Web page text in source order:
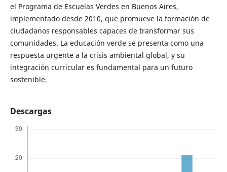
el Programa de Escuelas Verdes en Buenos Aires,
implementado desde 2010, que promueve la formación de
ciudadanos responsables capaces de transformar sus
comunidades. La educación verde se presenta como una
respuesta urgente a la crisis ambiental global, y su
integración curricular es fundamental para un futuro
sostenible.
Descargas